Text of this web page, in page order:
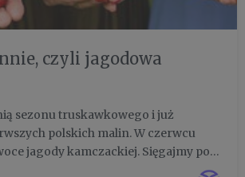
czyli jagodowa
sezonu truskawkowego i już
polskich malin. W czerwcu
jagody kamczackiej. Sięgajmy po
aronie. Codziennie spożywajmy